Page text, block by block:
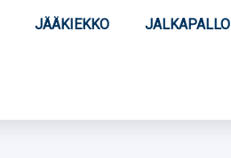
JÄÄKIEKKO JALKAPALLO